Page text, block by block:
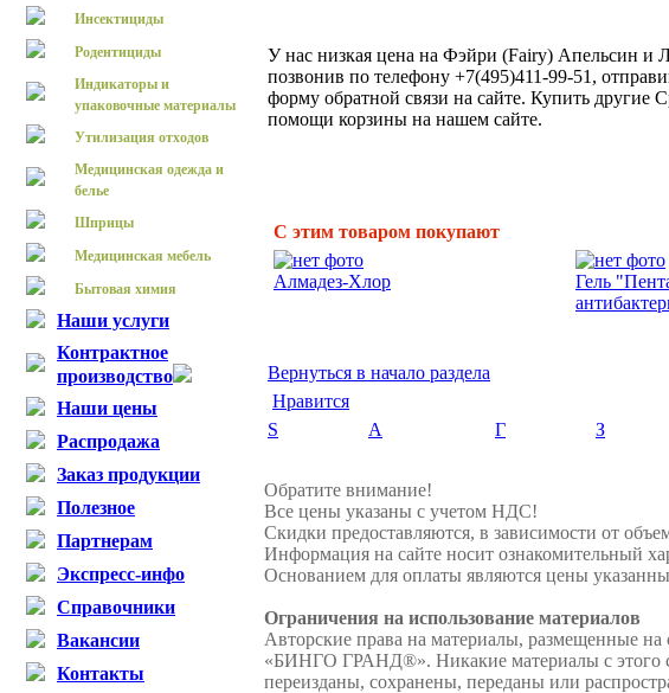
Инсектициды
Родентициды
Индикаторы и
упаковочные материалы
Утилизация отходов
Медицинская одежда и
белье
Шприцы
Медицинская мебель
Бытовая химия
Наши услуги
Контрактное
производство
Наши цены
Распродажа
Заказ продукции
Полезное
Партнерам
Экспресс-инфо
Справочники
Вакансии
Контакты
У нас низкая цена на Фэйри (Fairy) Апельсин
позвонив по телефону +7(495)411-99-51,
форму обратной связи на сайте. Купить
помощи корзины на нашем сайте.
С этим товаром покупают
Алмадез-Хлор
Гель
Вернуться в начало раздела
Нравится
S
А Г З
Обратите внимание!
Все цены указаны с учетом НДС!
Скидки предоставляются, в зависимости от
Информация на сайте носит ознакомительный
Основанием для оплаты являются цены
Ограничения на использование материалов
Авторские права на материалы, размещенные на
«БИНГО ГРАНД®». Никакие материалы с этого
переизданы, сохранены, переданы или